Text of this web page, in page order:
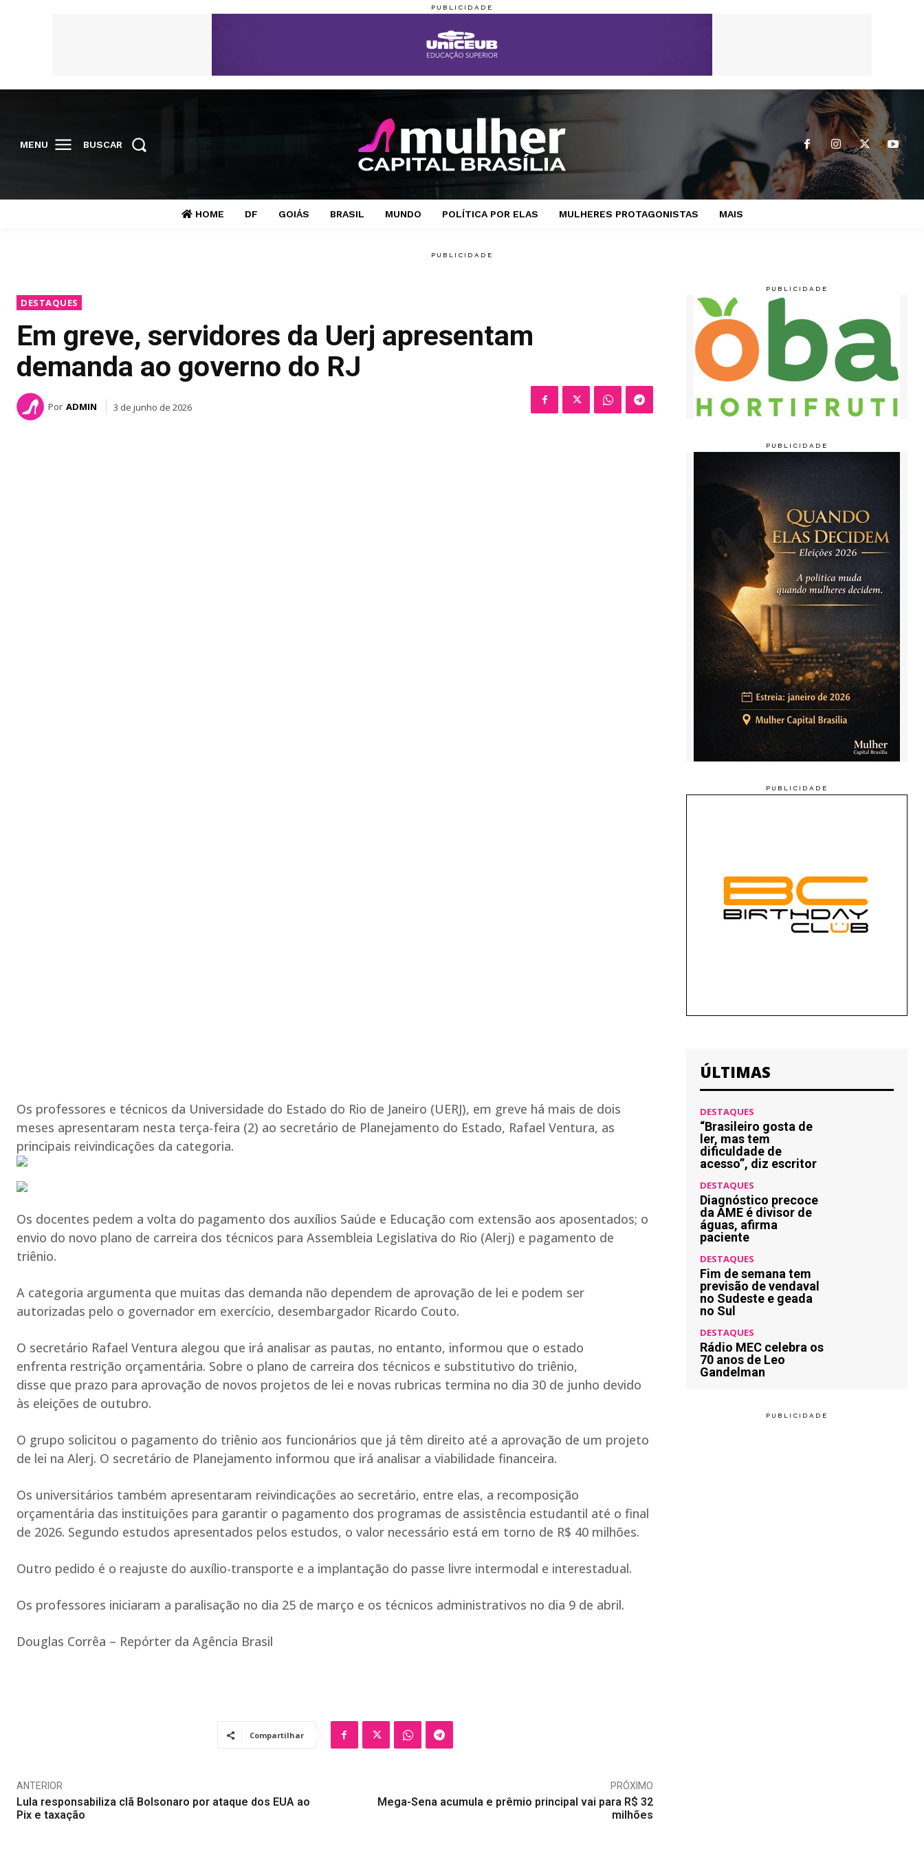
MENU BUSCAR
HOME DF GOIÁS BRASIL MUNDO POLÍTICA POR ELAS MULHERES PROTAGONISTAS MAIS
DESTAQUES
Em greve, servidores da Uerj apresentam
demanda ao governo do RJ
Por ADMIN 3 de junho de 2026
Os professores e técnicos da Universidade do Estado do Rio de Janeiro (UERJ), em greve há mais de dois
meses apresentaram nesta terça-feira (2) ao secretário de Planejamento do Estado, Rafael Ventura, as
principais reivindicações da categoria.
Os docentes pedem a volta do pagamento dos auxílios Saúde e Educação com extensão aos aposentados; o
envio do novo plano de carreira dos técnicos para Assembleia Legislativa do Rio (Alerj) e pagamento de
triênio.
A categoria argumenta que muitas das demanda não dependem de aprovação de lei e podem ser
autorizadas pelo o governador em exercício, desembargador Ricardo Couto.
O secretário Rafael Ventura alegou que irá analisar as pautas, no entanto, informou que o estado
enfrenta restrição orçamentária. Sobre o plano de carreira dos técnicos e substitutivo do triênio,
disse que prazo para aprovação de novos projetos de lei e novas rubricas termina no dia 30 de junho devido
às eleições de outubro.
O grupo solicitou o pagamento do triênio aos funcionários que já têm direito até a aprovação de um projeto
de lei na Alerj. O secretário de Planejamento informou que irá analisar a viabilidade financeira.
Os universitários também apresentaram reivindicações ao secretário, entre elas, a recomposição
orçamentária das instituições para garantir o pagamento dos programas de assistência estudantil até o final
de 2026. Segundo estudos apresentados pelos estudos, o valor necessário está em torno de R$ 40 milhões.
Outro pedido é o reajuste do auxílio-transporte e a implantação do passe livre intermodal e interestadual.
Os professores iniciaram a paralisação no dia 25 de março e os técnicos administrativos no dia 9 de abril.
Douglas Corrêa – Repórter da Agência Brasil
Compartilhar
ANTERIOR
Lula responsabiliza clã Bolsonaro por ataque dos EUA ao
Pix e taxação
PRÓXIMO
Mega-Sena acumula e prêmio principal vai para R$ 32
milhões
ÚLTIMAS
DESTAQUES
“Brasileiro gosta de
ler, mas tem
dificuldade de
acesso”, diz escritor
DESTAQUES
Diagnóstico precoce
da AME é divisor de
águas, afirma
paciente
DESTAQUES
Fim de semana tem
previsão de vendaval
no Sudeste e geada
no Sul
DESTAQUES
Rádio MEC celebra os
70 anos de Leo
Gandelman